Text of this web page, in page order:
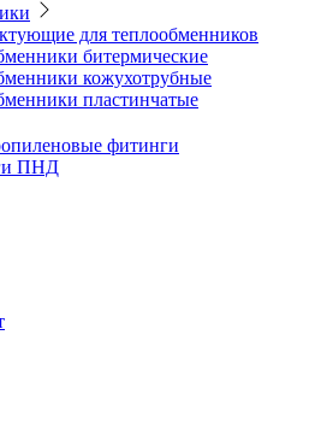
для теплообменников
битермические
кожухотрубные
пластинчатые
фитинги
ПНД